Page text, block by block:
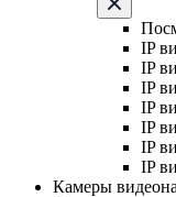
IP
IP
IP
IP
IP
IP
IP
Камеры